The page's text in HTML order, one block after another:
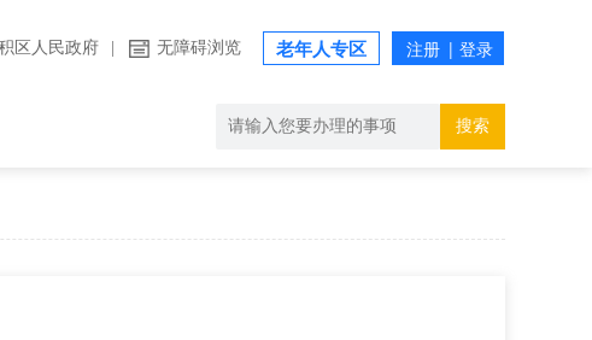
区人民政府 无障碍浏览 老年人专区
搜索